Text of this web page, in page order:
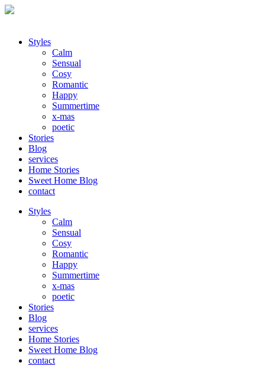
Styles
Calm
Sensual
Cosy
Romantic
Happy
Summertime
x-mas
poetic
Stories
Blog
services
Home Stories
Sweet Home Blog
contact
Styles
Calm
Sensual
Cosy
Romantic
Happy
Summertime
x-mas
poetic
Stories
Blog
services
Home Stories
Sweet Home Blog
contact